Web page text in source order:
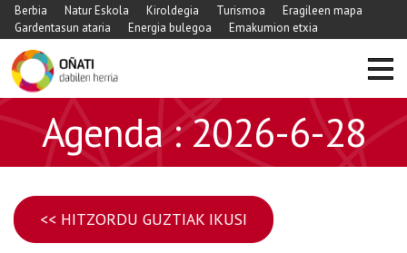
Berbia Natur Eskola Kiroldegia Turismoa
Eragileen mapa
Gardentasun ataria
Energia bulegoa Emakumion etxia
Agenda : 2026-6-28
<< HITZORDU GUZTIAK IKUSI